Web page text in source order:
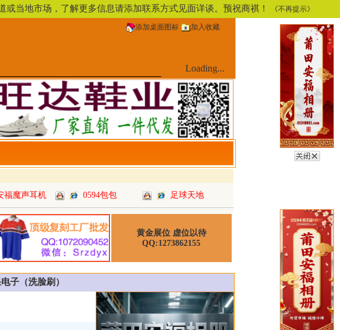
当地市场，了解更多信息请添加联系方式见面详谈。预祝商祺！ 《不再提示》
添加桌面图标 加入收藏
Loading...
福魔声耳机 0594包包 足球天地
黄金展位 虚位以待
QQ:1273862155
子（洗脸刷）